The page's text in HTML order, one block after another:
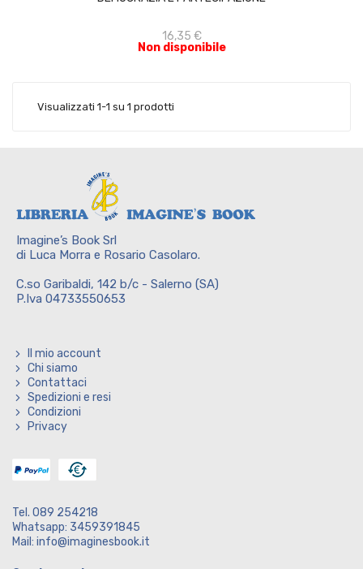
16,35 €
Non disponibile
Visualizzati 1-1 su 1 prodotti
Imagine’s Book Srl
di Luca Morra e Rosario Casolaro.
C.so Garibaldi, 142 b/c - Salerno (SA)
P.Iva 04733550653
Il mio account
Chi siamo
Contattaci
Spedizioni e resi
Condizioni
Privacy
Tel. 089 254218
Whatsapp: 3459391845
Mail: info@imaginesbook.it